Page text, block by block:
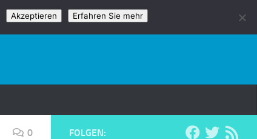
0 FOLGEN:
Akzeptieren Erfahren Sie mehr